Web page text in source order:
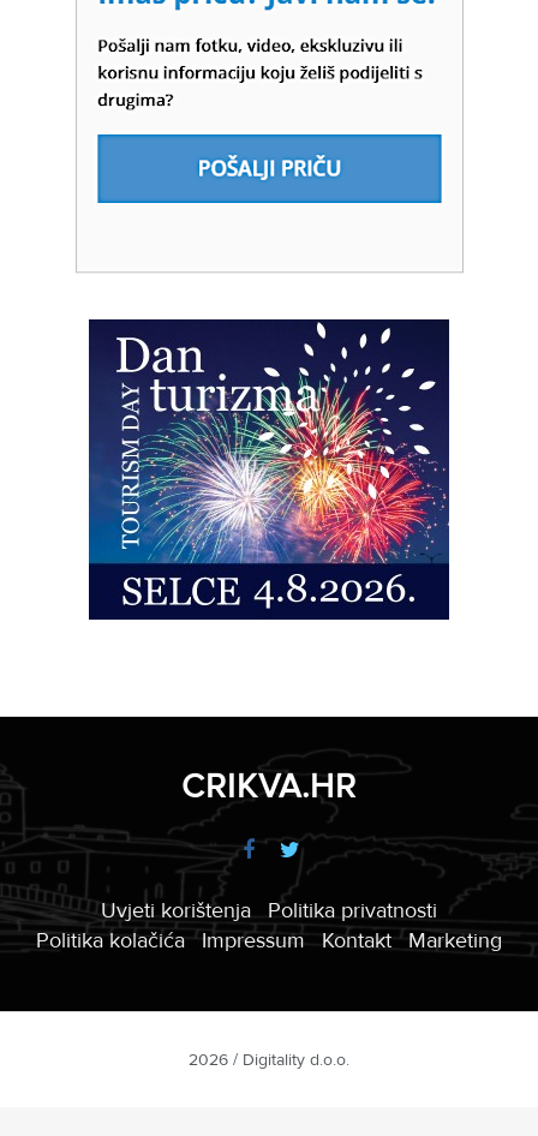
CRIKVA.HR
Uvjeti korištenja
Politika privatnosti
Politika kolačića
Impressum Kontakt Marketing
2026 / Digitality d.o.o.